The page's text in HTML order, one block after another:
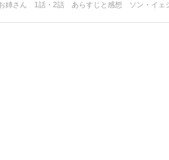
お姉さん 1話・2話 あらすじと感想 ソン・イェ